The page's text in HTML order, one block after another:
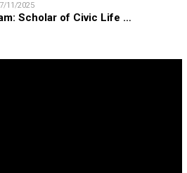
11/2025
Scholar of Civic Life …